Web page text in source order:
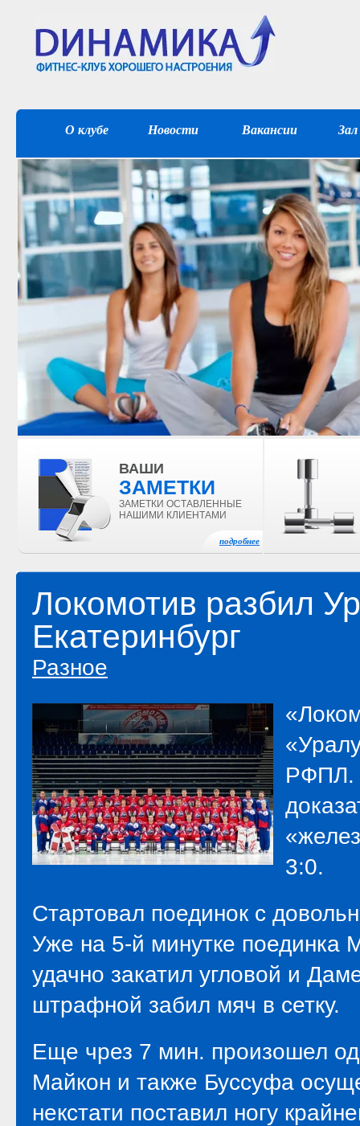
О клубе Новости Вакансии
ВАШИ
ЗАМЕТКИ
ЗАМЕТКИ ОСТАВЛЕННЫЕ
НАШИМИ КЛИЕНТАМИ
подробнее
Локомотив разбил
Екатеринбург
Разное
РФПЛ.
3:0.
Стартовал поединок с
Уже на 5-й минутке поединка
удачно закатил угловой и
штрафной забил мяч в сетку.
Еще чрез 7 мин. произошел
Майкон и также Буссуфа
некстати поставил ногу